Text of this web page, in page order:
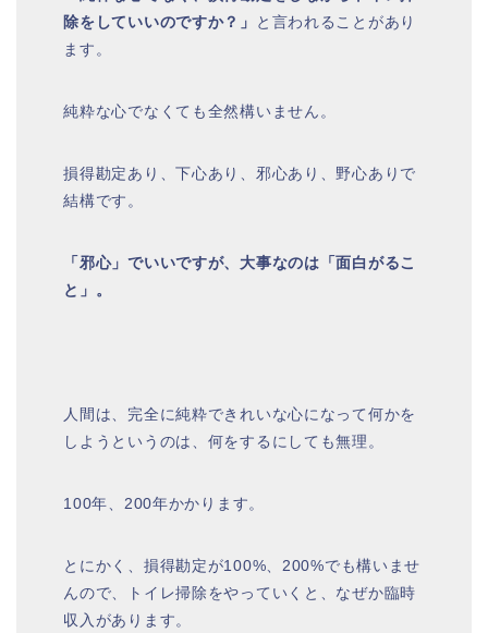
除をしていいのですか？」
と言われることがあり
ます。
純粋な心でなくても全然構いません。
損得勘定あり、下心あり、邪心あり、野心ありで
結構です。
「邪心」でいいですが、大事なのは「面白がるこ
と」。
人間は、完全に純粋できれいな心になって何かを
しようというのは、何をするにしても無理。
100年、200年かかります。
とにかく、損得勘定が100%、200%でも構いませ
んので、トイレ掃除をやっていくと、なぜか臨時
収入があります。